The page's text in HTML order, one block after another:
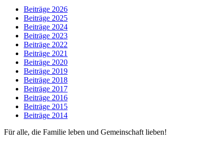
Beiträge 2026
Beiträge 2025
Beiträge 2024
Beiträge 2023
Beiträge 2022
Beiträge 2021
Beiträge 2020
Beiträge 2019
Beiträge 2018
Beiträge 2017
Beiträge 2016
Beiträge 2015
Beiträge 2014
Für alle, die Familie leben und Gemeinschaft lieben!